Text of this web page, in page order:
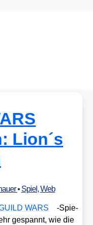
Lion´s
• Spiel,Web
WARS
-Spie­
gespannt, wie die